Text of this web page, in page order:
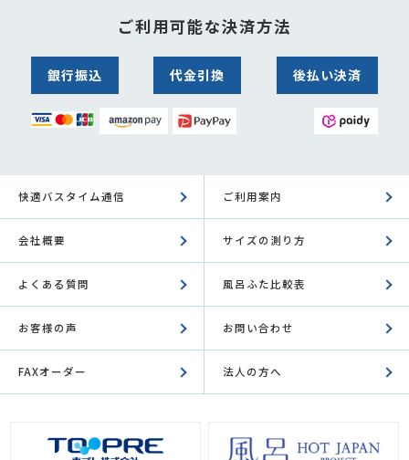
ご利用可能な決済方法
銀行振込 代金引換 後払い決済
快適バスタイム通信 ご利用案内
会社概要 サイズの測り方
よくある質問 風呂ふた比較表
お客様の声 お問い合わせ
FAXオーダー 法人の方へ